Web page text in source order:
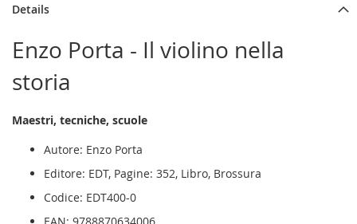
Details
Enzo Porta - Il violino nella
storia
Maestri, tecniche, scuole
Autore: Enzo Porta
Editore: EDT, Pagine: 352, Libro, Brossura
Codice: EDT400-0
EAN: 9788870634006